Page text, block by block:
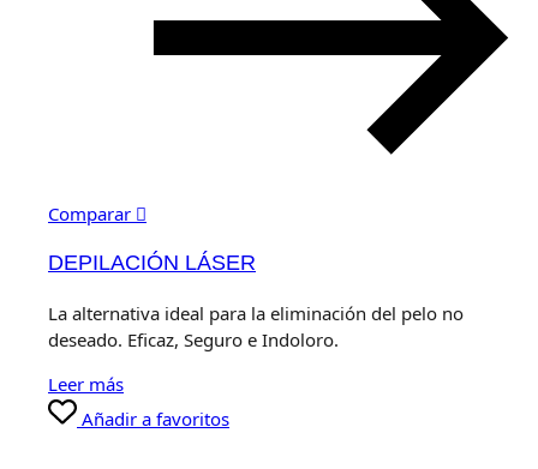
Comparar
DEPILACIÓN LÁSER
La alternativa ideal para la eliminación del pelo no
deseado. Eficaz, Seguro e Indoloro.
Leer más
Añadir a favoritos